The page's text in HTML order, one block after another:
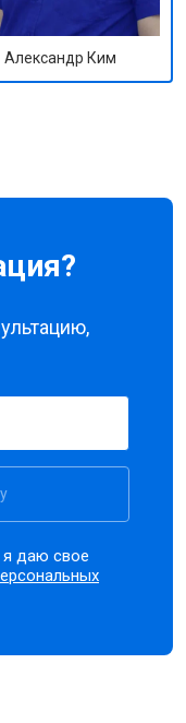
Александр Ким
я даю свое